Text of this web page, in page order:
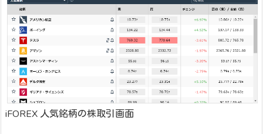
iFOREX 人気銘柄の株取引画面